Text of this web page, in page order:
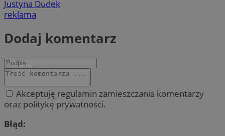
Justyna Dudek
reklama
Dodaj komentarz
Akceptuję regulamin zamieszczania komentarzy
oraz politykę prywatności.
Błąd: